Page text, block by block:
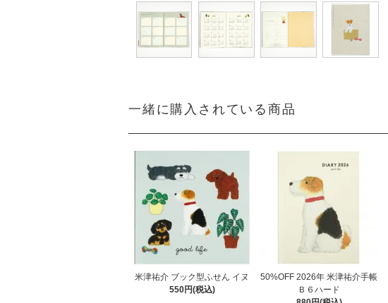
一緒に購入されている商品
米津祐介 ブック型ふせん イヌ
550円(税込)
50%OFF 2026年 米津祐介手帳
Ｂ６ハード